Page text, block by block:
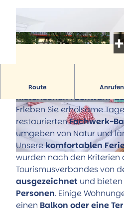
StadtMuseum
Museum Römerschlacht
Künstler &
Kunst unter freiem
Trinkbrunnenhäuschen
Natur-Solefreibad
Reha-Kliniken
Aktiv & Familie
Alle Themen
Familie und Kinder
Pony-Gestüt
Kino
Weitere Freizeit- und
Tourist-Information
Prospekte
Öffentliche Toiletten
Stadtplan
Aktuelles
Anreise
Team
© Bärbel Sprengel | CC-BY-SA
© Bauerncafe Sprengel | CC-BY ©
Route Anrufen
Wohnen mit Charme – in
historischen Fachwerk-
Erleben Sie erholsame
restauriertenFachwerk-
umgeben von Natur und
Unsere komfortablen
wurden nach den Kriterien
Tourismusverbandes von
ausgezeichnet und
Personen. Einige
einen Balkon oder eine